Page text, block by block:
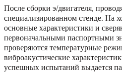
После сборки э/двигателя,
специализированном стенде. На
основные характеристики и
первоначальными паспортными
проверяются температурные
виброакустические
успешных испытаний выдается